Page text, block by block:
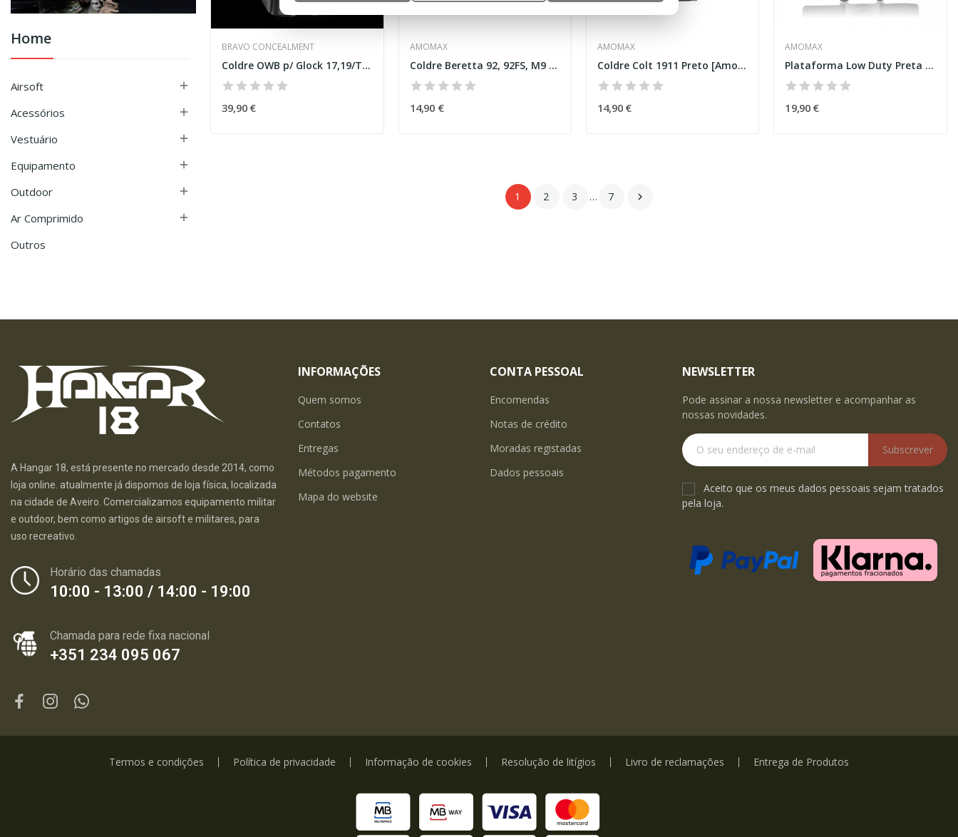
Home
Airsoft 
Acessórios 
Vestuário 
Equipamento 
Outdoor 
Ar Comprimido 
Outros
BRAVO CONCEALMENT
Coldre OWB p/ Glock 17,19/TLR-1 HL Destro...
39,90 €
AMOMAX
Coldre Beretta 92, 92FS, M9 Preto [Amomax]
14,90 €
AMOMAX
Coldre Colt 1911 Preto [Amomax]
14,90 €
AMOMAX
Plataforma Low Duty Preta [Amomax]
19,90 €
1 2 3 … 7 
A Hangar 18, está presente no mercado desde 2014, como
loja online. atualmente já dispomos de loja física, localizada
na cidade de Aveiro. Comercializamos equipamento militar
e outdoor, bem como artigos de airsoft e militares, para
uso recreativo.
Horário das chamadas
10:00 - 13:00 / 14:00 - 19:00
Chamada para rede fixa nacional
+351 234 095 067
INFORMAÇÕES
Quem somos
Contatos
Entregas
Métodos pagamento
Mapa do website
CONTA PESSOAL
Encomendas
Notas de crédito
Moradas registadas
Dados pessoais
NEWSLETTER
Pode assinar a nossa newsletter e acompanhar as
nossas novidades.
Subscrever
Aceito que os meus dados pessoais sejam tratados
pela loja.
Termos e condições Política de privacidade Informação de cookies Resolução de litígios Livro de reclamações Entrega de Produtos